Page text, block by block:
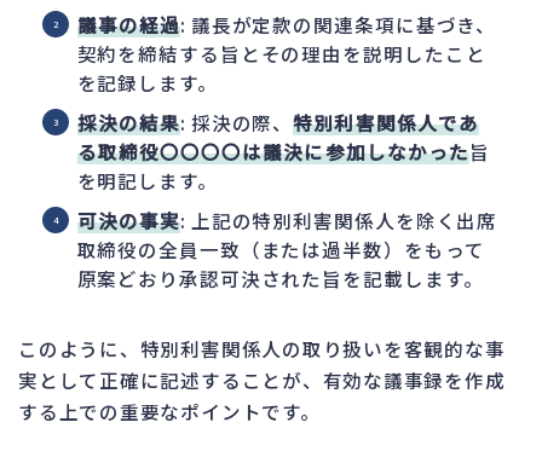
議事の経過: 議長が定款の関連条項に基づき、
契約を締結する旨とその理由を説明したこと
を記録します。
採決の結果: 採決の際、特別利害関係人であ
る取締役〇〇〇〇は議決に参加しなかった旨
を明記します。
可決の事実: 上記の特別利害関係人を除く出席
取締役の全員一致（または過半数）をもって
原案どおり承認可決された旨を記載します。
このように、特別利害関係人の取り扱いを客観的な事
実として正確に記述することが、有効な議事録を作成
する上での重要なポイントです。